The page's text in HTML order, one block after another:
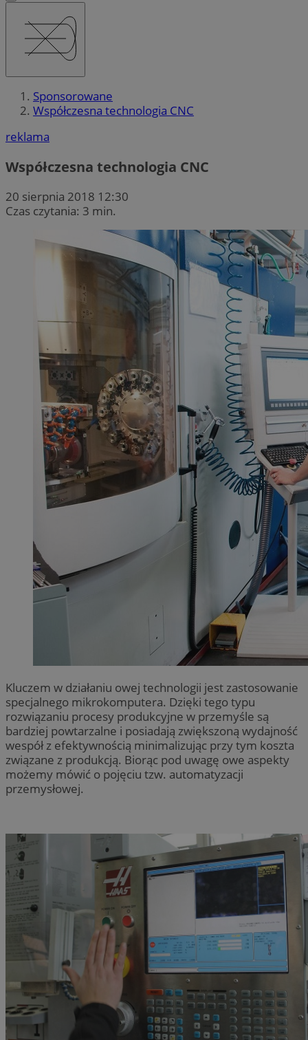
Sponsorowane
Współczesna technologia CNC
reklama
Współczesna technologia CNC
20 sierpnia 2018 12:30
Czas czytania: 3 min.
Kluczem w działaniu owej technologii jest zastosowanie
specjalnego mikrokomputera. Dzięki tego typu
rozwiązaniu procesy produkcyjne w przemyśle są
bardziej powtarzalne i posiadają zwiększoną wydajność
wespół z efektywnością minimalizując przy tym koszta
związane z produkcją. Biorąc pod uwagę owe aspekty
możemy mówić o pojęciu tzw. automatyzacji
przemysłowej.